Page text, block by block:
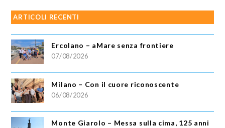
ARTICOLI RECENTI
Ercolano – aMare senza frontiere
07/08/2026
Milano – Con il cuore riconoscente
06/08/2026
Monte Giarolo – Messa sulla cima, 125 anni